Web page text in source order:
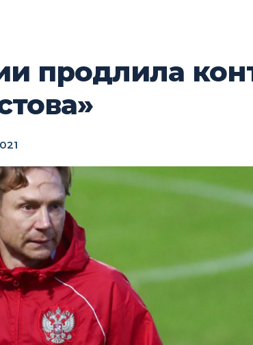
продлила